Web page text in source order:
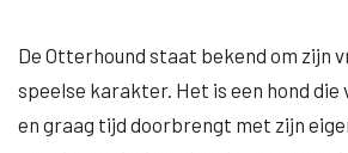
De Otterhound staat bekend om zijn
speelse karakter. Het is een hond die
en graag tijd doorbrengt met zijn